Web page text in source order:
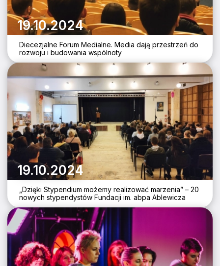
19.10.2024
Diecezjalne Forum Medialne. Media dają przestrzeń do
rozwoju i budowania wspólnoty
19.10.2024
„Dzięki Stypendium możemy realizować marzenia” – 20
nowych stypendystów Fundacji im. abpa Ablewicza